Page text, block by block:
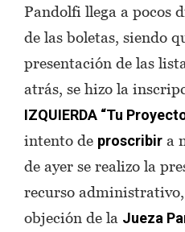
Pandolfi llega a pocos
de las boletas, siendo
presentación de las
atrás, se hizo la
IZQUIERDA “Tu
intento de proscribir a
de ayer se realizo la
recurso
objeción de la Jueza